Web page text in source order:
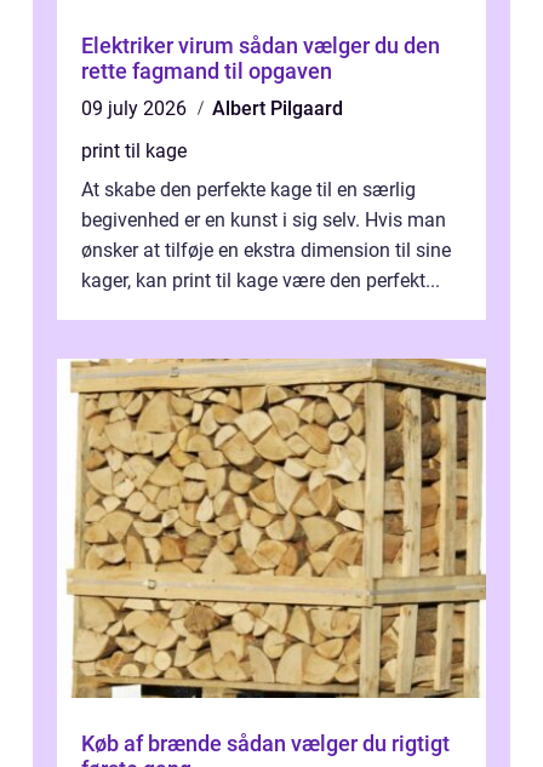
Elektriker virum sådan vælger du den
rette fagmand til opgaven
09 july 2026
Albert Pilgaard
print til kage
At skabe den perfekte kage til en særlig
begivenhed er en kunst i sig selv. Hvis man
ønsker at tilføje en ekstra dimension til sine
kager, kan print til kage være den perfekt...
Køb af brænde sådan vælger du rigtigt